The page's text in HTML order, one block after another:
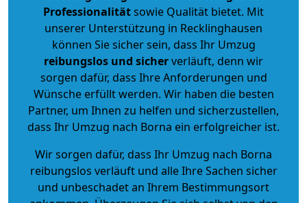
Professionalitätsowie Qualität bietet. Mit
unserer Unterstützung in Recklinghausen
können Sie sicher sein, dass Ihr Umzug
reibungslos und sicherverläuft, denn wir
sorgen dafür, dass Ihre Anforderungen und
Wünsche erfüllt werden. Wir haben die besten
Partner, um Ihnen zu helfen und sicherzustellen,
dass Ihr Umzug nach Borna ein erfolgreicher ist.
Wir sorgen dafür, dass Ihr Umzug nach Borna
reibungslos verläuft und alle Ihre Sachen sicher
und unbeschadet an Ihrem Bestimmungsort